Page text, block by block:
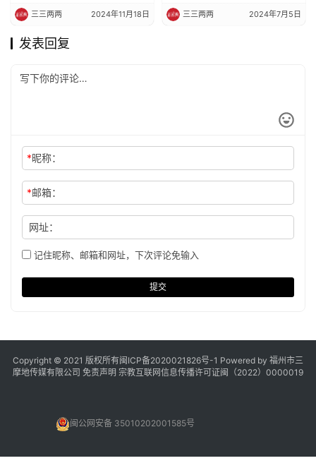
三三两两 2024年11月18日 三三两两 2024年7月5日
发表回复
*昵称：
*邮箱：
网址：
记住昵称、邮箱和网址，下次评论免输入
提交
Copyright © 2021 版权所有闽ICP备2020021826号-1 Powered by 福州市三
摩地传媒有限公司 免责声明 宗教互联网信息传播许可证闽（2022）0000019
闽公网安备 35010202001585号